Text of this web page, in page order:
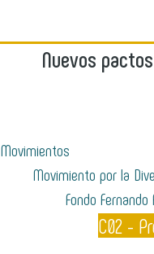
Nuevos
Movimientos
Movimiento por la
Fondo Fernando
C02 -